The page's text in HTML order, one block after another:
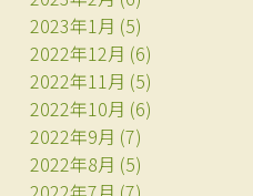
2023年1月 (5)
2022年12月 (6)
2022年11月 (5)
2022年10月 (6)
2022年9月 (7)
2022年8月 (5)